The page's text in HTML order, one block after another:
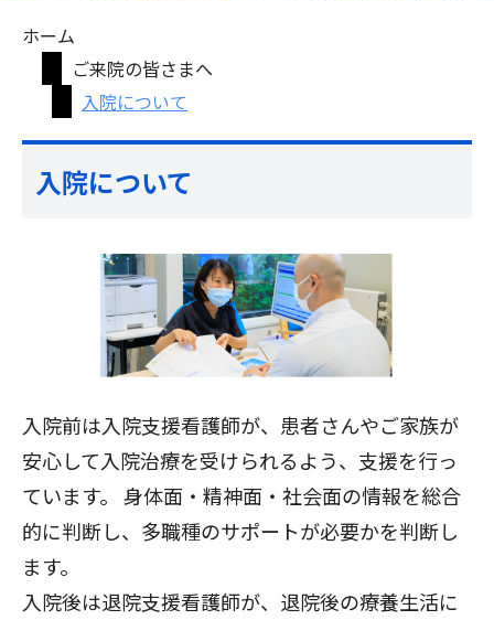
ホーム
ご来院の皆さまへ
入院について
入院について
入院前は入院支援看護師が、患者さんやご家族が
安心して入院治療を受けられるよう、支援を行っ
ています。 身体面・精神面・社会面の情報を総合
的に判断し、多職種のサポートが必要かを判断し
ます。
入院後は退院支援看護師が、退院後の療養生活に